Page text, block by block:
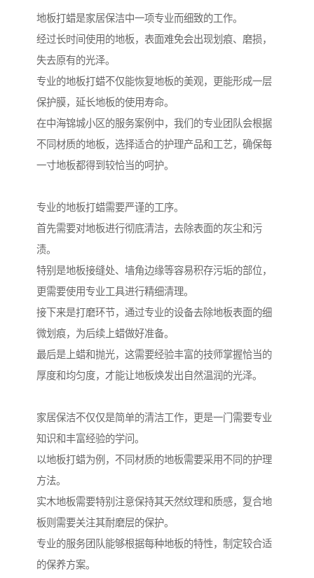
地板打蜡是家居保洁中一项专业而细致的工作。
经过长时间使用的地板，表面难免会出现划痕、磨损，
失去原有的光泽。
专业的地板打蜡不仅能恢复地板的美观，更能形成一层
保护膜，延长地板的使用寿命。
在中海锦城小区的服务案例中，我们的专业团队会根据
不同材质的地板，选择适合的护理产品和工艺，确保每
一寸地板都得到较恰当的呵护。
专业的地板打蜡需要严谨的工序。
首先需要对地板进行彻底清洁，去除表面的灰尘和污
渍。
特别是地板接缝处、墙角边缘等容易积存污垢的部位，
更需要使用专业工具进行精细清理。
接下来是打磨环节，通过专业的设备去除地板表面的细
微划痕，为后续上蜡做好准备。
最后是上蜡和抛光，这需要经验丰富的技师掌握恰当的
厚度和均匀度，才能让地板焕发出自然温润的光泽。
家居保洁不仅仅是简单的清洁工作，更是一门需要专业
知识和丰富经验的学问。
以地板打蜡为例，不同材质的地板需要采用不同的护理
方法。
实木地板需要特别注意保持其天然纹理和质感，复合地
板则需要关注其耐磨层的保护。
专业的服务团队能够根据每种地板的特性，制定较合适
的保养方案。